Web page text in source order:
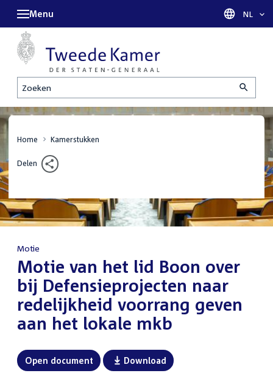
Zoeken
Menu Taal
NL
Home Kamerstukken
Delen
Motie
:Motie van het lid Boon over
bij Defensieprojecten naar
redelijkheid voorrang geven
aan het lokale mkb
Open document Download